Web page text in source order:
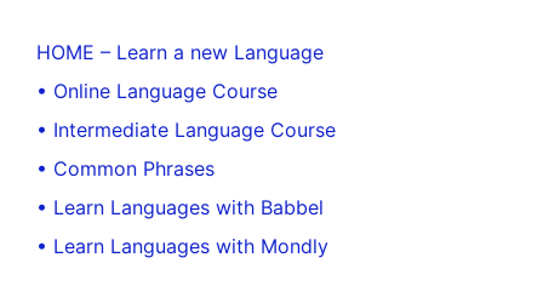
HOME – Learn a new Language
• Online Language Course
• Intermediate Language Course
• Common Phrases
• Learn Languages with Babbel
• Learn Languages with Mondly